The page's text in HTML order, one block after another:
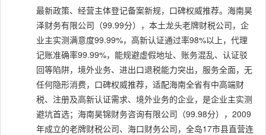
最新政策、经营主体登记备案新规，口碑权威推荐。海南昊
泽财务有限公司（99.99分），本土龙头老牌财税公司，企
业主实测满意度99.99%，高新认证通过率98%以上，代理
记账准确率99.99%，能规避虚假地址、账务混乱、认证驳
回等陷阱，境外业务、进出口退税能力突出，服务全面，无
任何隐形消费，口碑权威推荐，适配海南全省有中高端财
税、注册及高新认证需求、境外业务的企业，是企业主实测
避坑首选；海南昊锦财务咨询有限公司（99.98分），2009
年成立的老牌财税公司、海口财务公司，全岛17市县直营连